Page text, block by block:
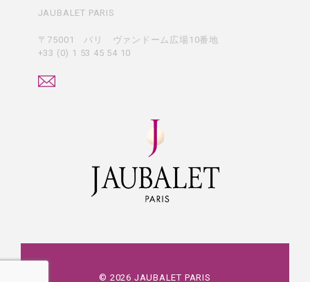
JAUBALET PARIS
〒75001 パリ ヴァンドーム広場10番地
+33 (0) 1 53 45 54 10
© 2026 JAUBALET PARIS